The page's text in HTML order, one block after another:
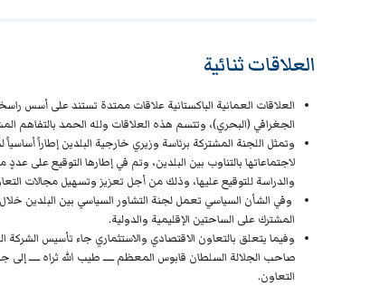
العلاقات ثنائية
العلاقات العمانية الباكستانية علاقات ممتدة تستند على أسس
الجغرافي (البحري)، وتتسم هذه العلاقات ولله الحمد بالتفاهم
وتمثل اللجنة المشتركة برئاسة وزيري خارجية البلدين إطاراً
لاجتماعاتها بالتناوب بين البلدين، وتم في إطارها التوقيع على
والدراسة للتوقيع عليها، وذلك من أجل تعزيز وتسهيل مجالات
وفي الشأن السياسي تعمل لجنة التشاور السياسي بين البلدين
المشترك على الساحتين الإقليمية والدولية.
صاحب الجلالة السلطان قابوس المعظم ــــــ طيب الله ثراه ــــــ
التعاون.